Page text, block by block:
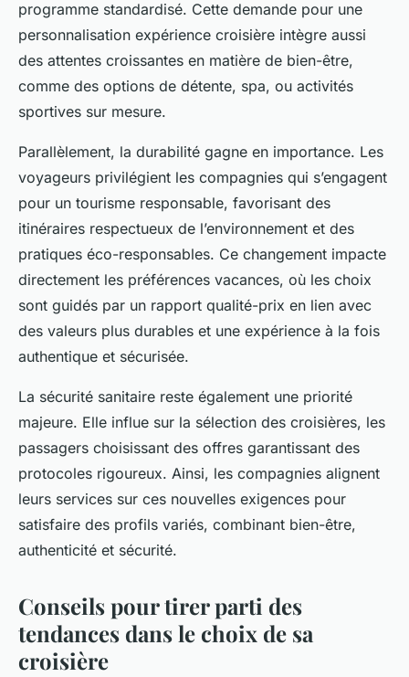
programme standardisé. Cette demande pour une
personnalisation expérience croisière intègre aussi
des attentes croissantes en matière de bien-être,
comme des options de détente, spa, ou activités
sportives sur mesure.
Parallèlement, la durabilité gagne en importance. Les
voyageurs privilégient les compagnies qui s’engagent
pour un tourisme responsable, favorisant des
itinéraires respectueux de l’environnement et des
pratiques éco-responsables. Ce changement impacte
directement les préférences vacances, où les choix
sont guidés par un rapport qualité-prix en lien avec
des valeurs plus durables et une expérience à la fois
authentique et sécurisée.
La sécurité sanitaire reste également une priorité
majeure. Elle influe sur la sélection des croisières, les
passagers choisissant des offres garantissant des
protocoles rigoureux. Ainsi, les compagnies alignent
leurs services sur ces nouvelles exigences pour
satisfaire des profils variés, combinant bien-être,
authenticité et sécurité.
Conseils pour tirer parti des
tendances dans le choix de sa
croisière